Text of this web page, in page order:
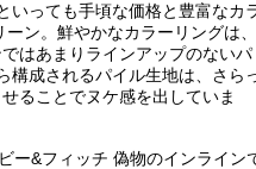
いっても手頃な価格と豊富なカ
ン。鮮やかなカラーリングは、
はあまりラインアップのないパ
構成されるパイル生地は、さら
ることでヌケ感を出していま
ー&フィッチ 偽物のインライン